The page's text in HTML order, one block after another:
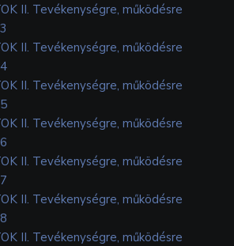
II. Tevékenységre, működésre
II. Tevékenységre, működésre
II. Tevékenységre, működésre
II. Tevékenységre, működésre
II. Tevékenységre, működésre
II. Tevékenységre, működésre
II. Tevékenységre, működésre